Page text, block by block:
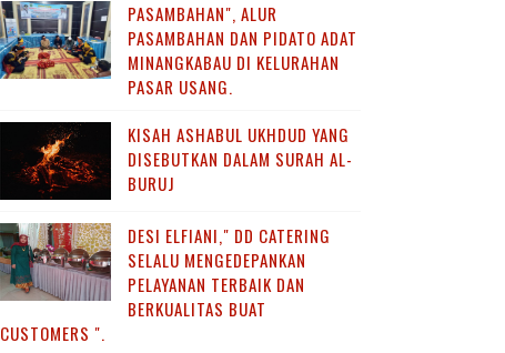
PASAMBAHAN", ALUR
PASAMBAHAN DAN PIDATO ADAT
MINANGKABAU DI KELURAHAN
PASAR USANG.
KISAH ASHABUL UKHDUD YANG
DISEBUTKAN DALAM SURAH AL-
BURUJ
DESI ELFIANI," DD CATERING
SELALU MENGEDEPANKAN
PELAYANAN TERBAIK DAN
BERKUALITAS BUAT
CUSTOMERS ".